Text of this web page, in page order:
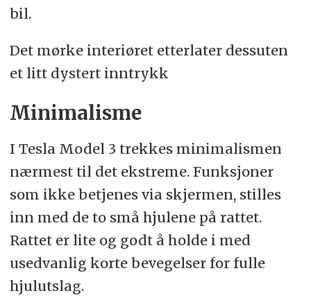
bil.
Det mørke interiøret etterlater dessuten
et litt dystert inntrykk
Minimalisme
I Tesla Model 3 trekkes minimalismen
nærmest til det ekstreme. Funksjoner
som ikke betjenes via skjermen, stilles
inn med de to små hjulene på rattet.
Rattet er lite og godt å holde i med
usedvanlig korte bevegelser for fulle
hjulutslag.